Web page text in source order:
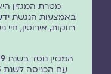
מטרת המגזין היא
באמצעות הנגשת ידע
רווקות, אירוסין, חיי